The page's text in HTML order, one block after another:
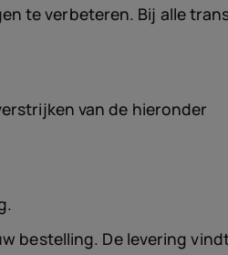
te verbeteren. Bij alle
van de hieronder
bestelling. De levering